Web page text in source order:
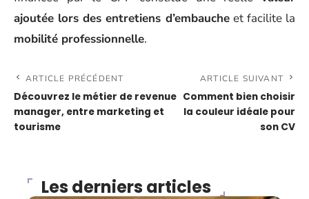
ajoutée lors des entretiens d’embaucheet facilite la
mobilité professionnelle.
ARTICLE PRÉCÉDENT
Découvrez le métier de revenue
manager, entre marketing et
tourisme
ARTICLE SUIVANT
Comment bien choisir
la couleur idéale pour
son CV
Les derniers articles